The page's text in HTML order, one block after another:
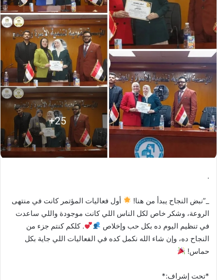
د
ل
ك
ت
ر
و
ن
ي
ا
.
_”نبض النجاح يبدأ من هنا!
أول فعاليات المؤتمر كانت في منتهى
الروعة، وشكر خاص لكل الناس اللي كانت موجودة واللي ساعدت
في تنظيم اليوم ده بكل حب وإخلاص
. كلكم كنتم جزء من
النجاح ده، وإن شاء الله نكمل كده في الفعاليات اللي جاية بكل
حماس!
*تحت إشراف:*